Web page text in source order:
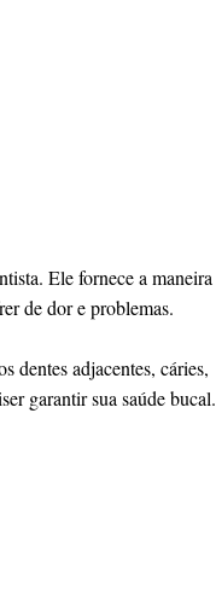
Ele fornece a maneira
de dor e problemas.
dentes adjacentes, cáries,
garantir sua saúde bucal.